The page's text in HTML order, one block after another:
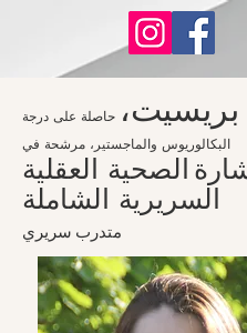
بريسيت، حاصلة على درجة
البكالوريوس والماجستير، مرشحة في
الصحية العقلية
السريرية الشاملة
متدرب سريري